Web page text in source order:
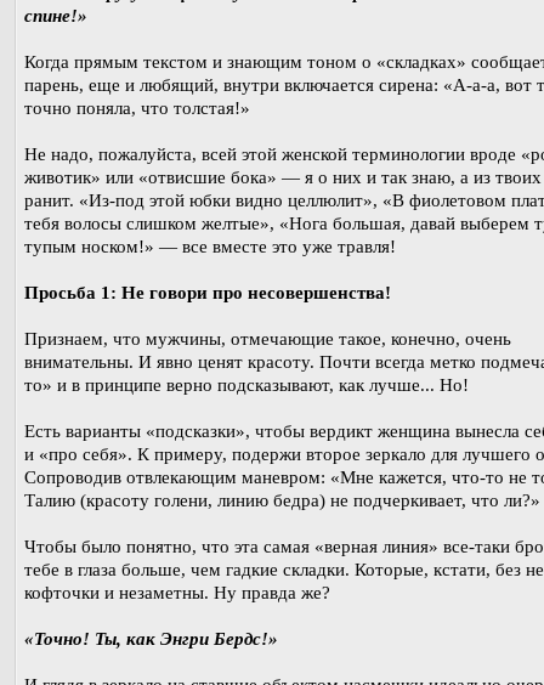
спине!»
Когда прямым текстом и знающим тоном о «складках»
парень, еще и любящий, внутри включается сирена: «А-а-а, вот
точно поняла, что толстая!»
Не надо, пожалуйста, всей этой женской терминологии вроде
животик» или «отвисшие бока» — я о них и так знаю, а из твоих
ранит. «Из-под этой юбки видно целлюлит», «В фиолетовом
тебя волосы слишком желтые», «Нога большая, давай выберем
тупым носком!» — все вместе это уже травля!
Просьба 1: Не говори про несовершенства!
Признаем, что мужчины, отмечающие такое, конечно, очень
внимательны. И явно ценят красоту. Почти всегда метко
то» и в принципе верно подсказывают, как лучше... Но!
Есть варианты «подсказки», чтобы вердикт женщина вынесла
и «про себя». К примеру, подержи второе зеркало для лучшего
Сопроводив отвлекающим маневром: «Мне кажется, что-то не
Талию (красоту голени, линию бедра) не подчеркивает, что ли?»
Чтобы было понятно, что эта самая «верная линия» все-таки
тебе в глаза больше, чем гадкие складки. Которые, кстати, без
кофточки и незаметны. Ну правда же?
«Точно! Ты, как Энгри Бердс!»